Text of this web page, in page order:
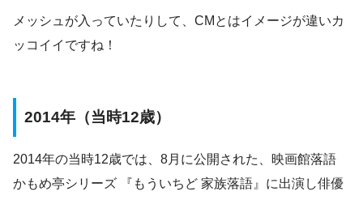
メッシュが入っていたりして、CMとはイメージが違いカ
ッコイイですね！
2014年（当時12歳）
2014年の当時12歳では、8月に公開された、映画館落語
かもめ亭シリーズ 『もういちど 家族落語』に出演し俳優